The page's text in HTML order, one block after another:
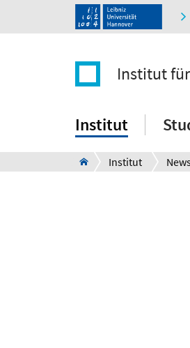
Institut
Institut
Institut